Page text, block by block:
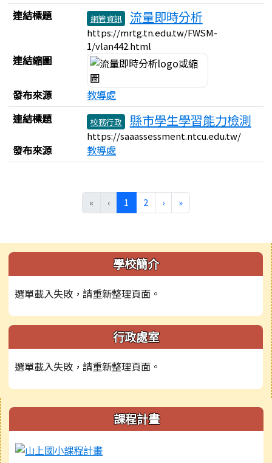
連結標題
網管資訊 流量即時分析
https://mrtg.tn.edu.tw/FWSM-
1/vlan442.html
連結縮圖
發布來源
教導處
連結標題
校務行政 縣市學生學習能力檢測
https://saaassessment.ntcu.edu.tw/
發布來源 教導處
« ‹ 1 (目前頁次)
2 ›下一頁
»最後頁
左邊區域內容 學校簡介
選單載入失敗，請重新整理頁面。
行政處室
選單載入失敗，請重新整理頁面。
右邊區域內容 課程計畫